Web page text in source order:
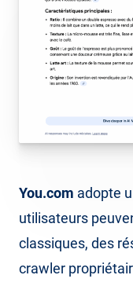
You.com adopte
utilisateurs
classiques, des
crawler